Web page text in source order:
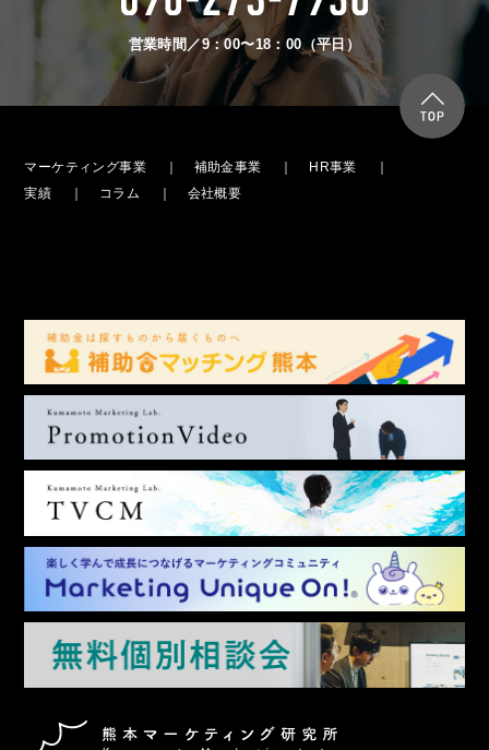
営業時間／9：00〜18：00（平日）
マーケティング事業 補助金事業
HR事業
実績
コラム 会社概要